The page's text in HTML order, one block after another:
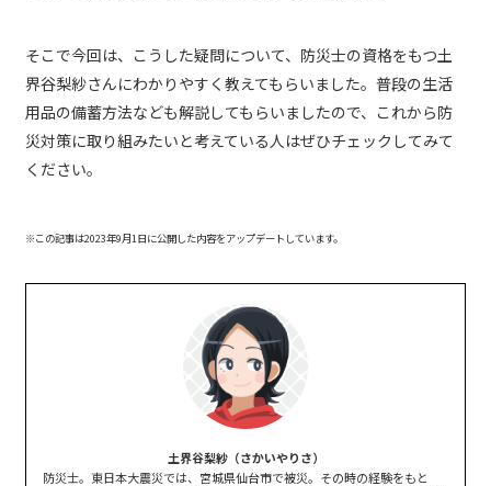
そこで今回は、こうした疑問について、防災士の資格をもつ土
界谷梨紗さんにわかりやすく教えてもらいました。普段の生活
用品の備蓄方法なども解説してもらいましたので、これから防
災対策に取り組みたいと考えている人はぜひチェックしてみて
ください。
※この記事は2023年9月1日に公開した内容をアップデートしています。
土界谷梨紗（さかいやりさ）
防災士。東日本大震災では、宮城県仙台市で被災。その時の経験をもと